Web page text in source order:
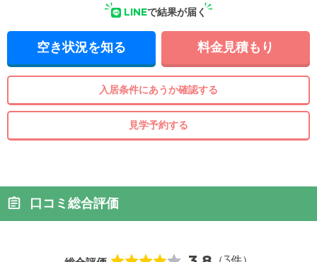
LINEで結果が届く
空き状況を知る 料金見積もり
入居条件にあうか確認する
見学予約する
口コミ総合評価